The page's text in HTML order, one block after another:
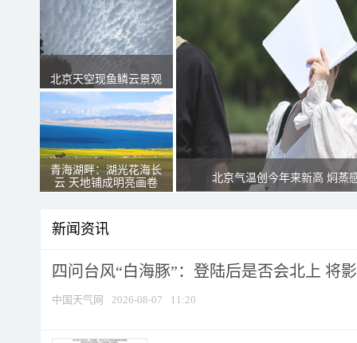
北京天空现鱼鳞云景观
青海湖畔：湖光花海长
云 天地铺成明亮画卷
北京气温创今年来新高 焖蒸
新闻资讯
四问台风“白海豚”：登陆后是否会北上 将
中国天气网 2026-08-07 11:20